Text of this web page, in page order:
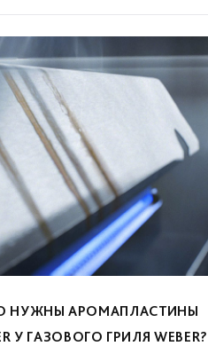
НУЖНЫ АРОМАПЛАСТИНЫ
У ГАЗОВОГО ГРИЛЯ WEBER?